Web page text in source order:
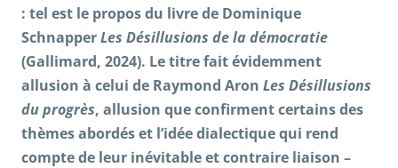
: tel est le propos du livre de Dominique
SchnapperLes Désillusions de la démocratie
(Gallimard, 2024). Le titre fait évidemment
allusion à celui de Raymond Aron Les Désillusions
du progrès, allusion que confirment certains des
thèmes abordés et l’idée dialectique qui rend
compte de leur inévitable et contraire liaison –